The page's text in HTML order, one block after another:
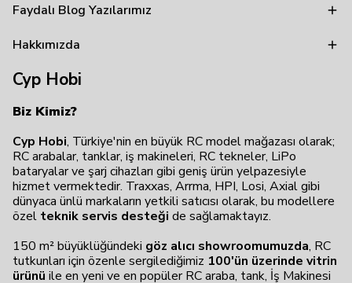
Faydalı Blog Yazılarımız
Hakkımızda
Cyp Hobi
Biz Kimiz?
Cyp Hobi, Türkiye'nin en büyük RC model mağazası olarak;
RC arabalar, tanklar, iş makineleri, RC tekneler, LiPo
bataryalar ve şarj cihazları gibi geniş ürün yelpazesiyle
hizmet vermektedir. Traxxas, Arrma, HPI, Losi, Axial gibi
dünyaca ünlü markaların yetkili satıcısı olarak, bu modellere
özel teknik servis desteği de sağlamaktayız.
150 m² büyüklüğündeki göz alıcı showroomumuzda, RC
tutkunları için özenle sergilediğimiz 100'ün üzerinde vitrin
ürünü ile en yeni ve en popüler RC araba, tank, İş Makinesi